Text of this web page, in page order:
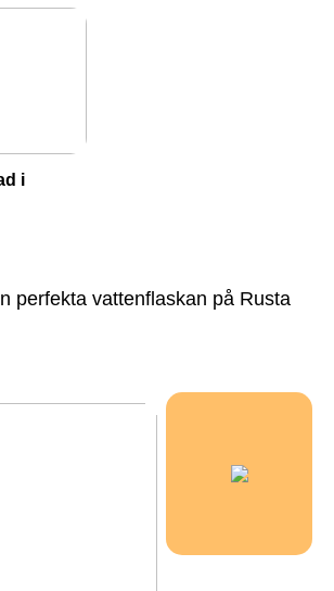
i
perfekta vattenflaskan på Rusta